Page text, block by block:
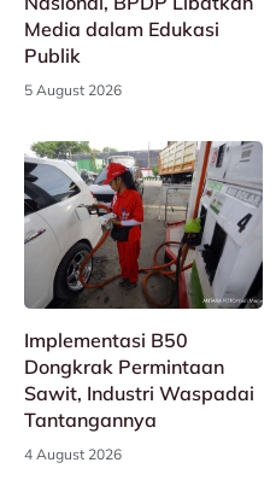
Media dalam Edukasi
Publik
5 August 2026
Implementasi B50
Dongkrak Permintaan
Sawit, Industri Waspadai
Tantangannya
4 August 2026